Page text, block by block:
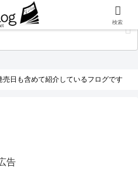
日も含めて紹介しているフログです
告
検索